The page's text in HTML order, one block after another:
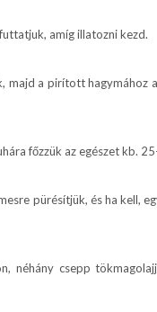
amíg illatozni kezd.
a pirított hagymához
főzzük az egészet kb.
pürésítjük, és ha kell,
néhány csepp